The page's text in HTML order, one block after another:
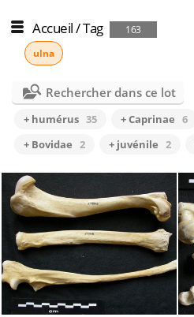
Accueil/Tag
163
ulna
Rechercher dans ce lot
+ humérus 35 + Caprinae 6
+ Bovidae 2 + juvénile 2